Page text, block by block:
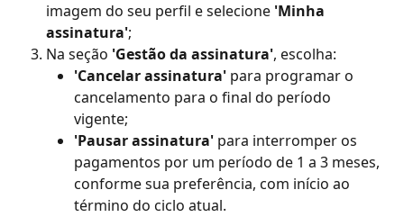
imagem do seu perfil e selecione 'Minha
assinatura';
Na seção 'Gestão da assinatura', escolha:
'Cancelar assinatura' para programar o
cancelamento para o final do período
vigente;
'Pausar assinatura' para interromper os
pagamentos por um período de 1 a 3 meses,
conforme sua preferência, com início ao
término do ciclo atual.